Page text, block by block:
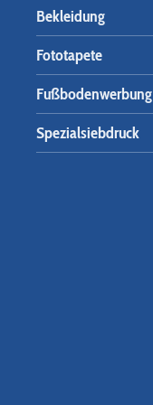
Bekleidung
Fototapete
Fußbodenwerbung
Spezialsiebdruck